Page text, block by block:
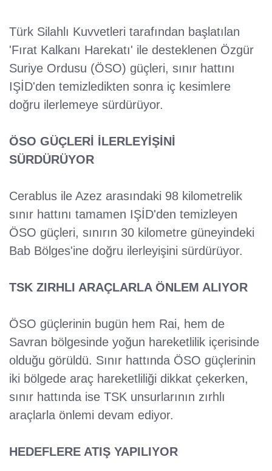
Türk Silahlı Kuvvetleri tarafından başlatılan
'Fırat Kalkanı Harekatı' ile desteklenen Özgür
Suriye Ordusu (ÖSO) güçleri, sınır hattını
IŞİD'den temizledikten sonra iç kesimlere
doğru ilerlemeye sürdürüyor.
ÖSO GÜÇLERİ İLERLEYİŞİNİ
SÜRDÜRÜYOR
Cerablus ile Azez arasındaki 98 kilometrelik
sınır hattını tamamen IŞİD'den temizleyen
ÖSO güçleri, sınırın 30 kilometre güneyindeki
Bab Bölges'ine doğru ilerleyişini sürdürüyor.
TSK ZIRHLI ARAÇLARLA ÖNLEM ALIYOR
ÖSO güçlerinin bugün hem Rai, hem de
Savran bölgesinde yoğun hareketlilik içerisinde
olduğu görüldü. Sınır hattında ÖSO güçlerinin
iki bölgede araç hareketliliği dikkat çekerken,
sınır hattında ise TSK unsurlarının zırhlı
araçlarla önlemi devam ediyor.
HEDEFLERE ATIŞ YAPILIYOR